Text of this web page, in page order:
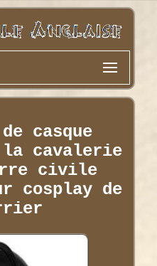
casque
la cavalerie
civile
cosplay de